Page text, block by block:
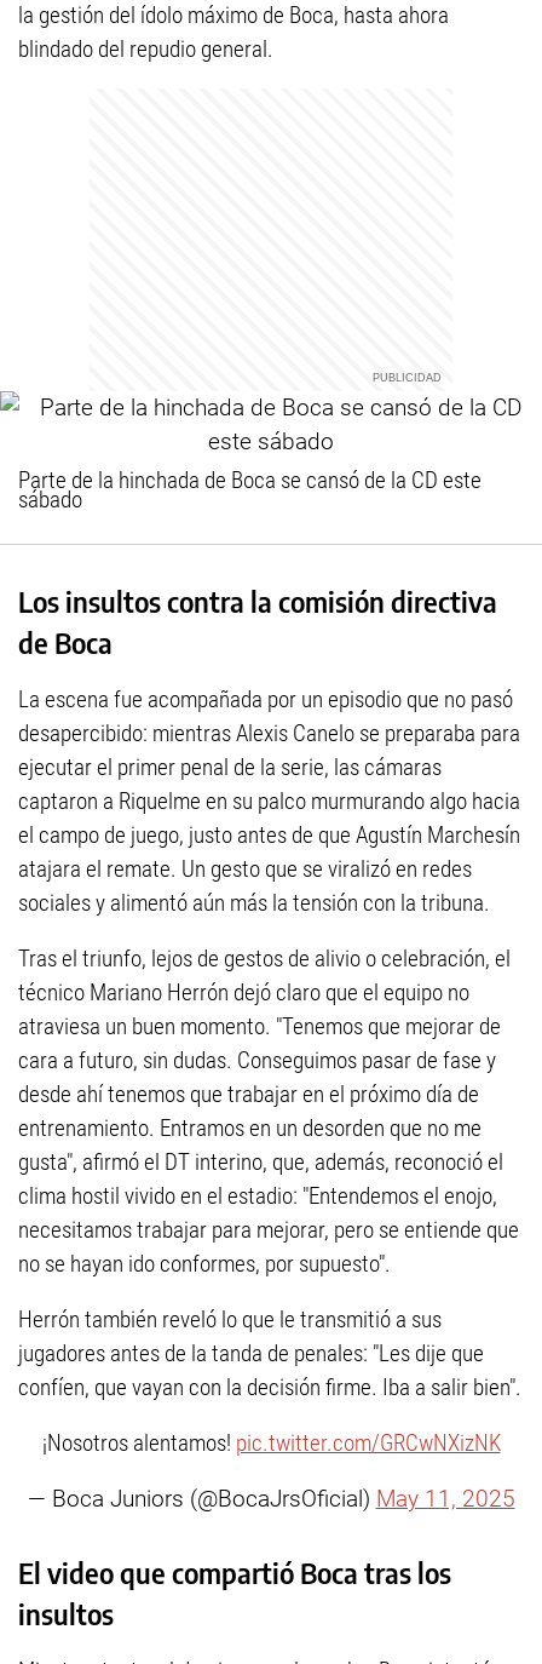
la gestión del ídolo máximo de Boca, hasta ahora
blindado del repudio general.
Parte de la hinchada de Boca se cansó de la CD este
sábado
Los insultos contra la comisión directiva
de Boca
La escena fue acompañada por un episodio que no pasó
desapercibido: mientras Alexis Canelo se preparaba para
ejecutar el primer penal de la serie, las cámaras
captaron a Riquelme en su palco murmurando algo hacia
el campo de juego, justo antes de que Agustín Marchesín
atajara el remate. Un gesto que se viralizó en redes
sociales y alimentó aún más la tensión con la tribuna.
Tras el triunfo, lejos de gestos de alivio o celebración, el
técnico Mariano Herrón dejó claro que el equipo no
atraviesa un buen momento. "Tenemos que mejorar de
cara a futuro, sin dudas. Conseguimos pasar de fase y
desde ahí tenemos que trabajar en el próximo día de
entrenamiento. Entramos en un desorden que no me
gusta", afirmó el DT interino, que, además, reconoció el
clima hostil vivido en el estadio: "Entendemos el enojo,
necesitamos trabajar para mejorar, pero se entiende que
no se hayan ido conformes, por supuesto".
Herrón también reveló lo que le transmitió a sus
jugadores antes de la tanda de penales: "Les dije que
confíen, que vayan con la decisión firme. Iba a salir bien".
¡Nosotros alentamos! pic.twitter.com/GRCwNXizNK
— Boca Juniors (@BocaJrsOficial) May 11, 2025
El video que compartió Boca tras los
insultos